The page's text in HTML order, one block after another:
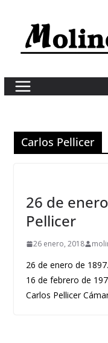
content
Carlos Pellicer
26 de
Pellicer
26 enero, 2018
26 de enero de
16 de febrero de
Carlos Pellicer